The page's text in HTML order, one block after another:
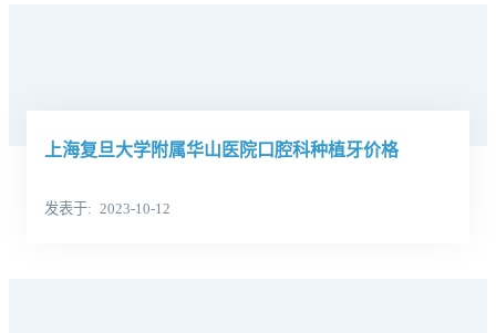
上海复旦大学附属华山医院口腔科种植牙价格
发表于 2023-10-12